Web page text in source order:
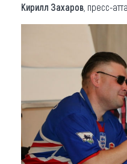
Кирилл Захаров , пресс-